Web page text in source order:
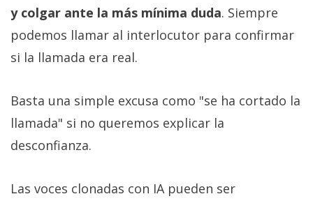
y colgar ante la más mínima duda. Siempre
podemos llamar al interlocutor para confirmar
si la llamada era real.
Basta una simple excusa como "se ha cortado la
llamada" si no queremos explicar la
desconfianza.
Las voces clonadas con IA pueden ser